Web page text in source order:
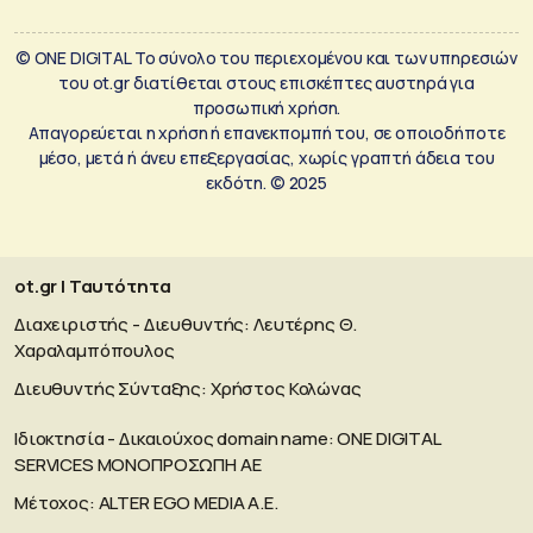
© ONE DIGITAL Το σύνολο του περιεχομένου και των υπηρεσιών
του ot.gr διατίθεται στους επισκέπτες αυστηρά για
προσωπική χρήση.
Απαγορεύεται η χρήση ή επανεκπομπή του, σε οποιοδήποτε
μέσο, μετά ή άνευ επεξεργασίας, χωρίς γραπτή άδεια του
εκδότη. © 2025
ot.gr | Ταυτότητα
Διαχειριστής - Διευθυντής: Λευτέρης Θ.
Χαραλαμπόπουλος
Διευθυντής Σύνταξης: Χρήστος Κολώνας
Ιδιοκτησία - Δικαιούχος domain name: ΟΝΕ DIGITAL
SERVICES MONOΠΡΟΣΩΠΗ ΑΕ
Μέτοχος: ALTER EGO MEDIA A.E.